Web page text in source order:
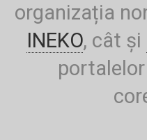
organizația
INEKO, cât și